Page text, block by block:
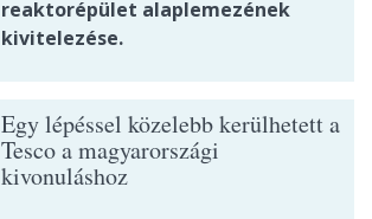
reaktorépület alaplemezének
kivitelezése.
Egy lépéssel közelebb kerülhetett a
Tesco a magyarországi
kivonuláshoz